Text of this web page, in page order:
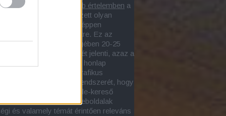
szűkebb értelemben a
webegységen végzett olyan
amelynek eredményeképpen
jön létre. Ez az
folyamat lényegében 20-25
érvényesítését jelenti, azaz a
szakember úgy alakítja a honlap
szövegtartalmát, grafikus
és láthatatlan kódrendszerét, hogy
megfeleljen a Google-kereső
2013 őszétől a weboldalak
és valamely témát érintően releváns